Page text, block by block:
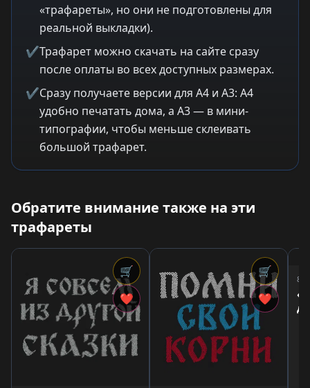
«трафареты», но они не подготовлены для
реальной выкладки).
✔Трафарет можно скачать на сайте сразу
после оплаты во всех доступных размерах.
✔Сразу получаете версии для A4 и A3: A4
удобно печатать дома, а A3 — в мини-
типографии, чтобы меньше склеивать
большой трафарет.
Обратите внимание также на эти
трафареты
🛒
❤
🛒
❤